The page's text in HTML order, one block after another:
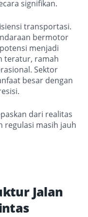
signifikan.
transportasi.
bermotor
menjadi
teratur, ramah
Sektor
besar dengan
dari realitas
regulasi masih jauh
Jalan